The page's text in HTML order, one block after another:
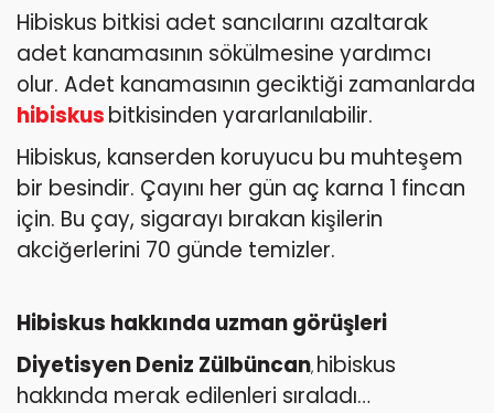
Hibiskus bitkisi adet sancılarını azaltarak
adet kanamasının sökülmesine yardımcı
olur. Adet kanamasının geciktiği zamanlarda
hibiskusbitkisinden yararlanılabilir.
Hibiskus, kanserden koruyucu bu muhteşem
bir besindir. Çayını her gün aç karna 1 fincan
için. Bu çay, sigarayı bırakan kişilerin
akciğerlerini 70 günde temizler.
Hibiskus hakkında uzman görüşleri
Diyetisyen Deniz Zülbüncan, hibiskus
hakkında merak edilenleri sıraladı…